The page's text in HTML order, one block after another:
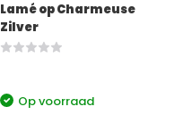
Lamé op Charmeuse
Zilver
Op voorraad